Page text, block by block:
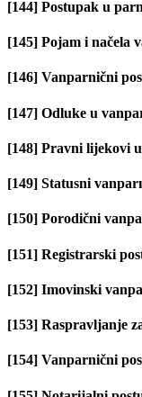
[144] Postupak u
[145] Pojam i načela
[146] Vanparnični
[147] Odluke u
[148] Pravni lijekovi
[149] Statusni
[150] Porodični
[151] Registrarski
[152] Imovinski
[153] Raspravljanje
[154] Vanparnični